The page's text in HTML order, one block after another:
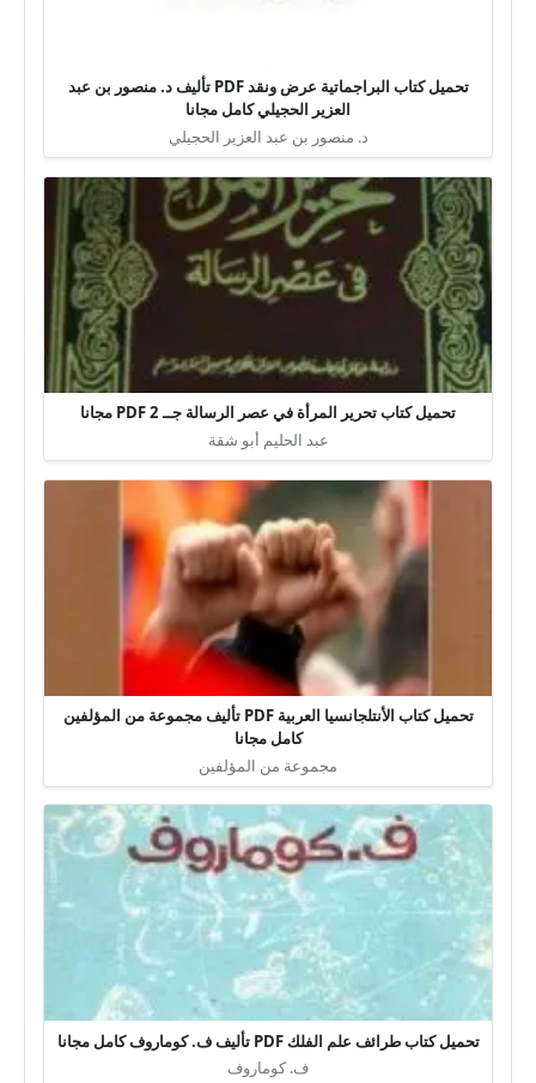
تحميل كتاب البراجماتية عرض ونقد PDF تأليف د. منصور بن عبد
العزير الحجيلي كامل مجانا
د. منصور بن عبد العزير الحجيلي
تحميل كتاب تحرير المرأة في عصر الرسالة جــ 2 PDF مجانا
عبد الحليم أبو شقة
تحميل كتاب الأنتلجانسيا العربية PDF تأليف مجموعة من المؤلفين
كامل مجانا
مجموعة من المؤلفين
تحميل كتاب طرائف علم الفلك PDF تأليف ف. كوماروف كامل مجانا
ف. كوماروف